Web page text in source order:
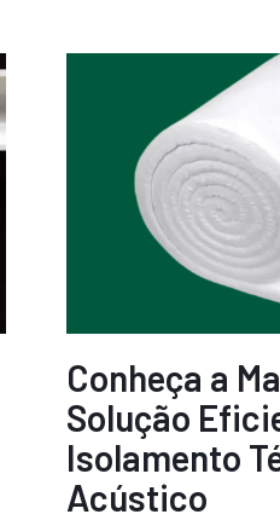
Conheça a
Solução
Isolamento
Acústico